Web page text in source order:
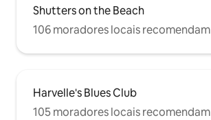
Shutters on the Beach
106 moradores locais recomendam
Harvelle's Blues Club
105 moradores locais recomendam